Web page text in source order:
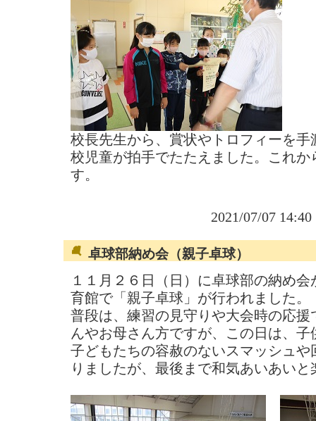
校長先生から、賞状やトロフィーを
校児童が拍手でたたえました。これ
す。
2021/07/07
卓球部納め会（親子卓球）
１１月２６日（日）に卓球部の納め
育館で「親子卓球」が行われました。
普段は、練習の見守りや大会時の応
んやお母さん方ですが、この日は、
子どもたちの容赦のないスマッシュ
りましたが、最後まで和気あいあい